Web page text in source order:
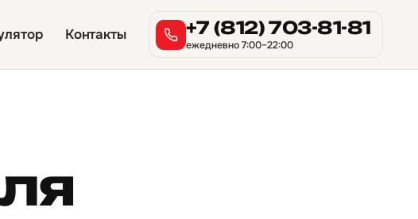
Контакты +7 (812) 703-81-81
ежедневно 7:00–22:00